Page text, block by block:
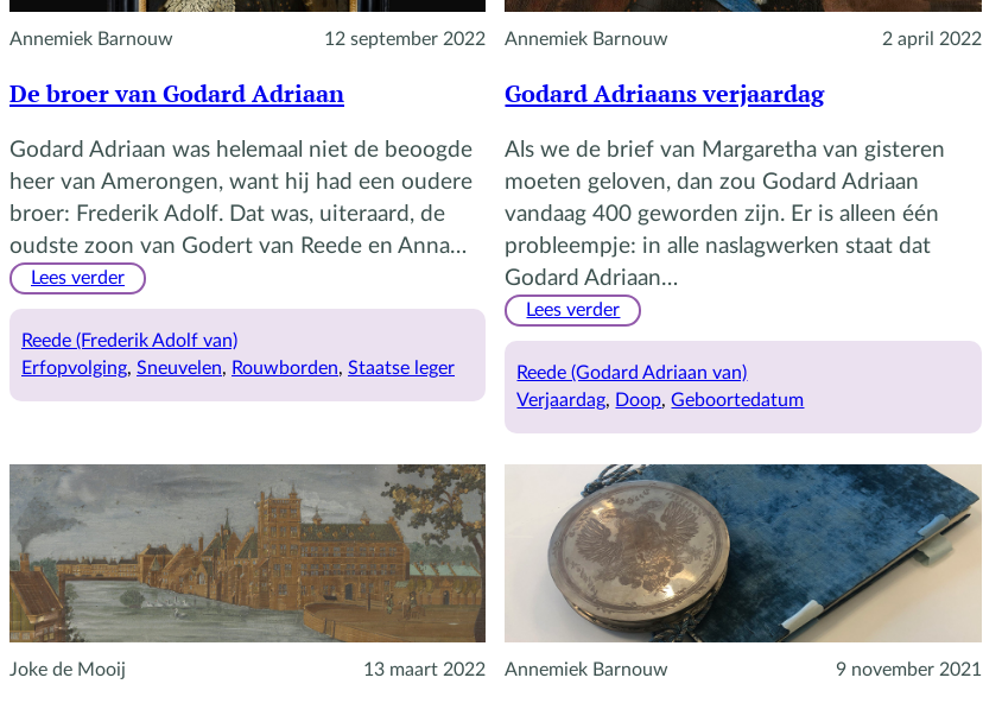
Annemiek Barnouw 12 september 2022
De broer van Godard Adriaan
Godard Adriaan was helemaal niet de beoogde
heer van Amerongen, want hij had een oudere
broer: Frederik Adolf. Dat was, uiteraard, de
oudste zoon van Godert van Reede en Anna…
Lees verder:
broer
van
Reede (Frederik Adolf van)
Erfopvolging, Sneuvelen, Rouwborden, Staatse leger
Annemiek Barnouw 2 april 2022
Godard Adriaans verjaardag
Als we de brief van Margaretha van gisteren
moeten geloven, dan zou Godard Adriaan
vandaag 400 geworden zijn. Er is alleen één
probleempje: in alle naslagwerken staat dat
Godard Adriaan…
Lees verder:
Adriaans
verjaardag
Reede (Godard Adriaan van)
Verjaardag, Doop, Geboortedatum
Joke de Mooij 13 maart 2022 Annemiek Barnouw 9 november 2021